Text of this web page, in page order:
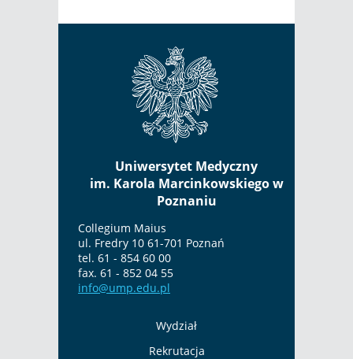
Uniwersytet Medyczny
im. Karola Marcinkowskiego w
Poznaniu
Collegium Maius
ul. Fredry 10 61-701 Poznań
tel. 61 - 854 60 00
fax. 61 - 852 04 55
info@ump.edu.pl
Wydział
Rekrutacja